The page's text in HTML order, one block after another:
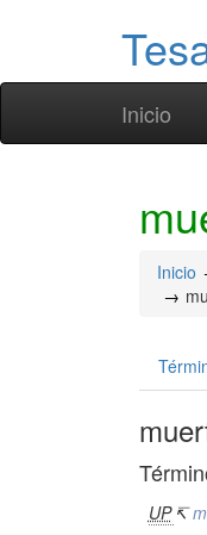
Inicio
Inicio
UP ↸